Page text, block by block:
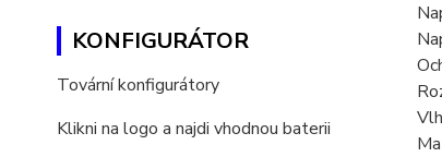
KONFIGURÁTOR
Tovární konfigurátory
Klikni na logo a najdi vhodnou baterii